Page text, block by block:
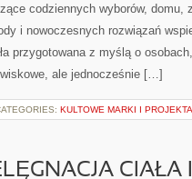
codziennych wyborów, domu,
i nowoczesnych rozwiązań
przygotowana z myślą o
ale jednocześnie […]
KULTOWE MARKI I
CIAŁA